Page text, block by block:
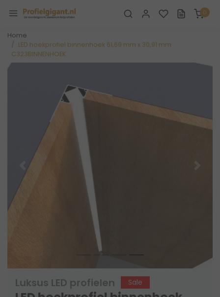
0
Home
LED hoekprofiel binnenhoek 61,69 mm x 30,91 mm
C323BINNENHOEK
Vorige
Luksus LED profielen Sale